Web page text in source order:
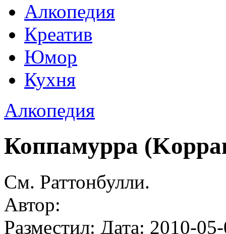
Алкопедия
Креатив
Юмор
Кухня
Алкопедия
Коппамурра
См. Раттонбулли.
Автор:
Разместил: Дата: 2010-